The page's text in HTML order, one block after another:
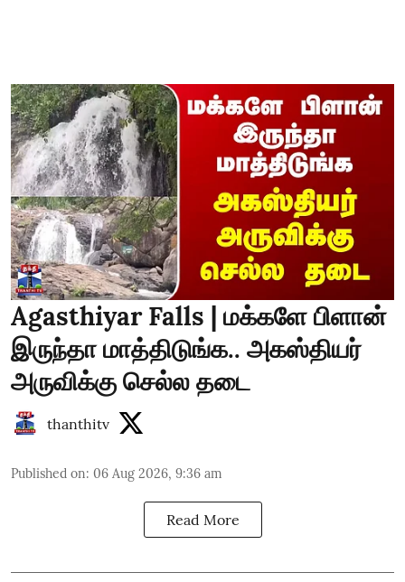
Agasthiyar Falls | மக்களே பிளான்
இருந்தா மாத்திடுங்க.. அகஸ்தியர்
அருவிக்கு செல்ல தடை
thanthitv
Published on: 06 Aug 2026, 9:36 am
Read More